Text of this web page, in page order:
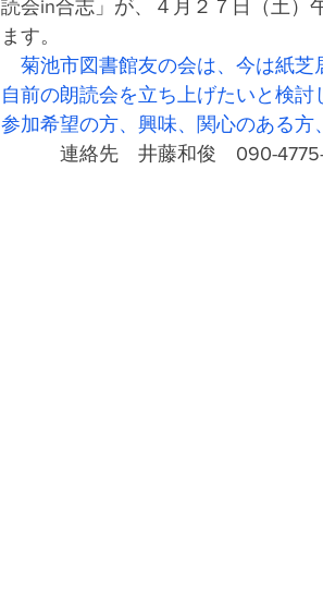
読会in合志」が、４月２７日（土）
ます。
菊池市図書館友の会は、今は紙芝
自前の朗読会を立ち上げたいと検討
参加希望の方、興味、関心のある方
連絡先　井藤和俊　090-